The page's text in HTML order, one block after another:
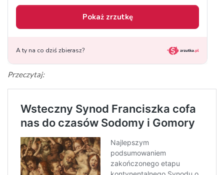
Przeczytaj: